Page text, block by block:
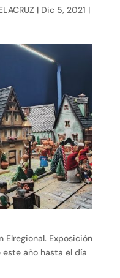
| Dic 5, 2021 |
Elregional. Exposición
año hasta el día